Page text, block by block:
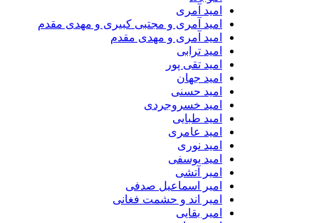
امید آمری
امید آمری و مجتبی کبیری و مهدى مقدم
امید آمری و مهدی مقدم
امید ترابی
امید تقی پور
امید جهان
امید حسنی
امید خسروجردی
امید طبایی
امید عامری
امید نوری
امید یوسفی
امیر آتشی
امیر اسماعیل صدفی
امیر اند و حشمت فغانی
امیر بقایی